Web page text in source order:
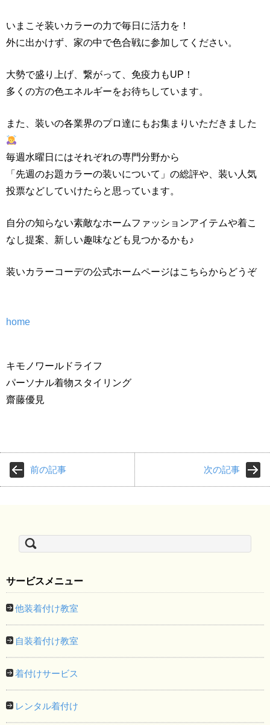
いまこそ装いカラーの力で毎日に活力を！
外に出かけず、家の中で色合戦に参加してください。
大勢で盛り上げ、繋がって、免疫力もUP！
多くの方の色エネルギーをお待ちしています。
また、装いの各業界のプロ達にもお集まりいただきました
毎週水曜日にはそれぞれの専門分野から
「先週のお題カラーの装いについて」の総評や、装い人気
投票などしていけたらと思っています。
自分の知らない素敵なホームファッションアイテムや着こ
なし提案、新しい趣味なども見つかるかも♪
装いカラーコーデの公式ホームページはこちらからどうぞ
home
キモノワールドライフ
パーソナル着物スタイリング
齋藤優見
前の記事 次の記事
索:
サービスメニュー
他装着付け教室
自装着付け教室
着付けサービス
レンタル着付け